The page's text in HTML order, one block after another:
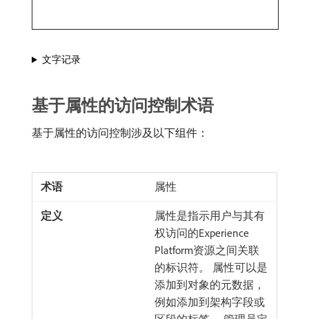
文字记录
基于属性的访问控制术语
基于属性的访问控制涉及以下组件：
属性
属性是指示用户与其有
权访问的Experience
Platform资源之间关联
的标识符。 属性可以是
添加到对象的元数据，
例如添加到架构字段或